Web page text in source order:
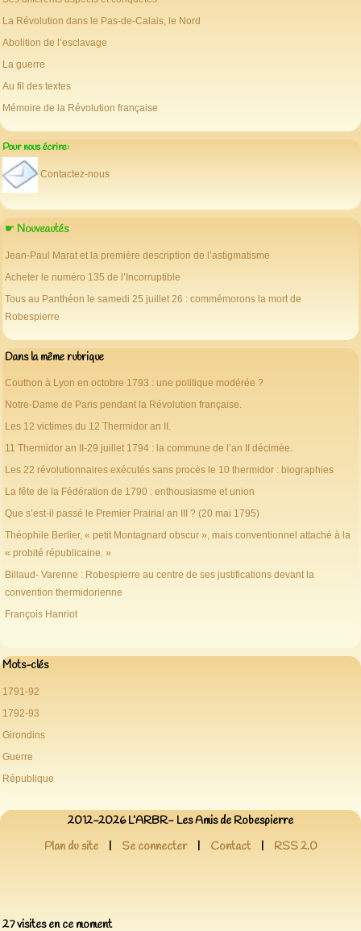
La Révolution dans le Pas-de-Calais, le Nord
Abolition de l’esclavage
La guerre
Au fil des textes
Mémoire de la Révolution française
Pour nous écrire:
Contactez-nous
☛ Nouveautés
Jean-Paul Marat et la première description de l’astigmatisme
Acheter le numéro 135 de l’Incorruptible
Tous au Panthéon le samedi 25 juillet 26 : commémorons la mort de
Robespierre
Dans la même rubrique
Couthon à Lyon en octobre 1793 : une politique modérée ?
Notre-Dame de Paris pendant la Révolution française.
Les 12 victimes du 12 Thermidor an II.
11 Thermidor an II-29 juillet 1794 : la commune de l’an II décimée.
Les 22 révolutionnaires exécutés sans procès le 10 thermidor : biographies
La fête de la Fédération de 1790 : enthousiasme et union
Que s’est-il passé le Premier Prairial an III ? (20 mai 1795)
Théophile Berlier, « petit Montagnard obscur », mais conventionnel attaché à la
« probité républicaine. »
Billaud- Varenne : Robespierre au centre de ses justifications devant la
convention thermidorienne
François Hanriot
Mots-clés
1791-92
1792-93
Girondins
Guerre
République
2012-2026 L’ARBR- Les Amis de Robespierre
Plan du site
| Se connecter | Contact | RSS 2.0
27 visites en ce moment